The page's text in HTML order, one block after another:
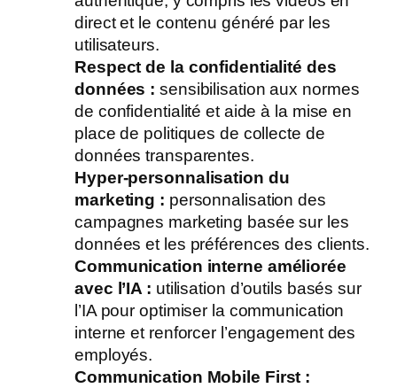
direct et le contenu généré par les
utilisateurs.
Respect de la confidentialité des
données :sensibilisation aux normes
de confidentialité et aide à la mise en
place de politiques de collecte de
données transparentes.
Hyper-personnalisation du
marketing : personnalisation des
campagnes marketing basée sur les
données et les préférences des clients.
Communication interne améliorée
avec l’IA : utilisation d’outils basés sur
l’IA pour optimiser la communication
interne et renforcer l’engagement des
employés.
Communication Mobile First :